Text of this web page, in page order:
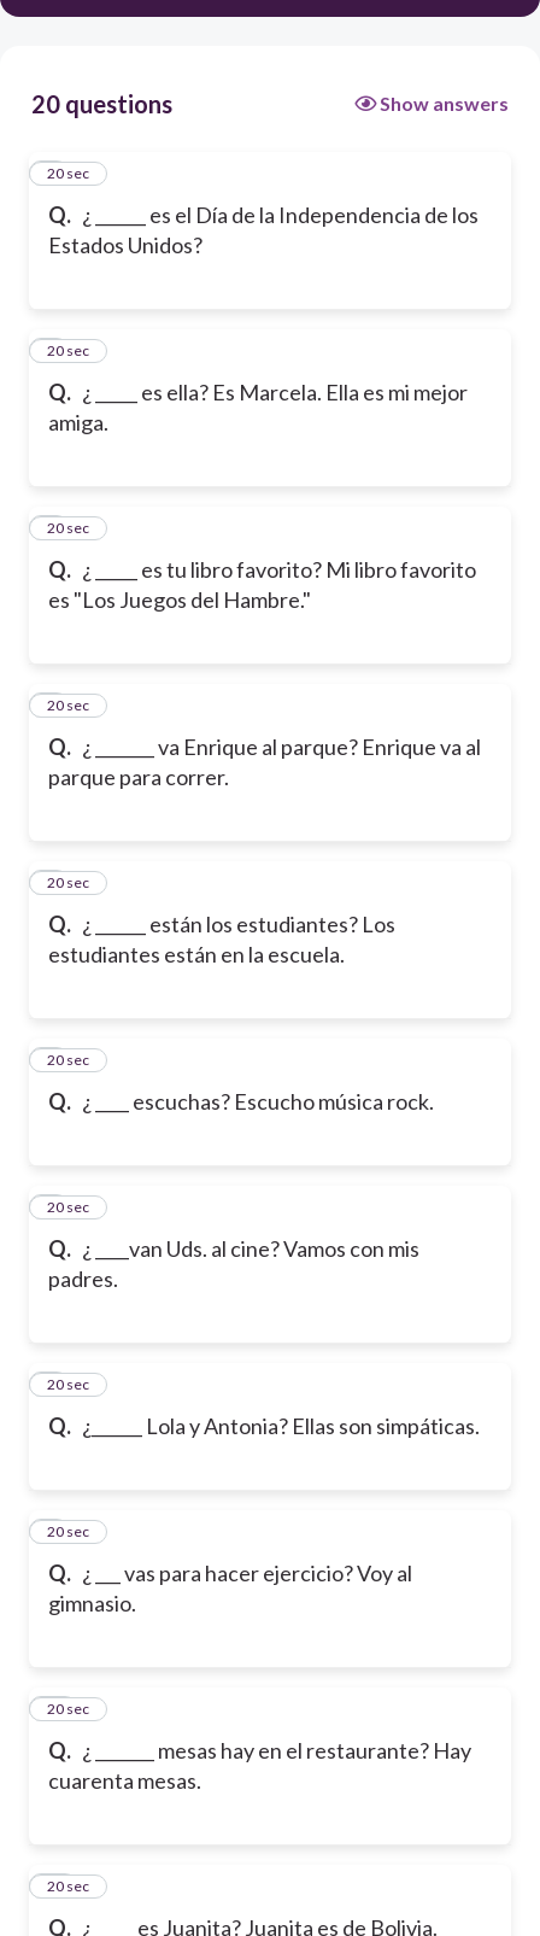
20 questions Show answers
Q. ¿ ______ es el Día de la Independencia de los
Estados Unidos?
1
20 sec
Q. ¿ _____ es ella? Es Marcela. Ella es mi mejor
amiga.
2
20 sec
Q. ¿ _____ es tu libro favorito? Mi libro favorito
es "Los Juegos del Hambre."
3
20 sec
Q. ¿ _______ va Enrique al parque? Enrique va al
parque para correr.
4
20 sec
Q. ¿ ______ están los estudiantes? Los
estudiantes están en la escuela.
5
20 sec
Q. ¿ ____ escuchas? Escucho música rock.
6
20 sec
Q. ¿ ____van Uds. al cine? Vamos con mis
padres.
7
20 sec
Q. ¿______ Lola y Antonia? Ellas son simpáticas.
8
20 sec
Q. ¿ ___ vas para hacer ejercicio? Voy al
gimnasio.
9
20 sec
Q. ¿ _______ mesas hay en el restaurante? Hay
cuarenta mesas.
10
20 sec
Q. ¿ _____es Juanita? Juanita es de Bolivia.
11
20 sec